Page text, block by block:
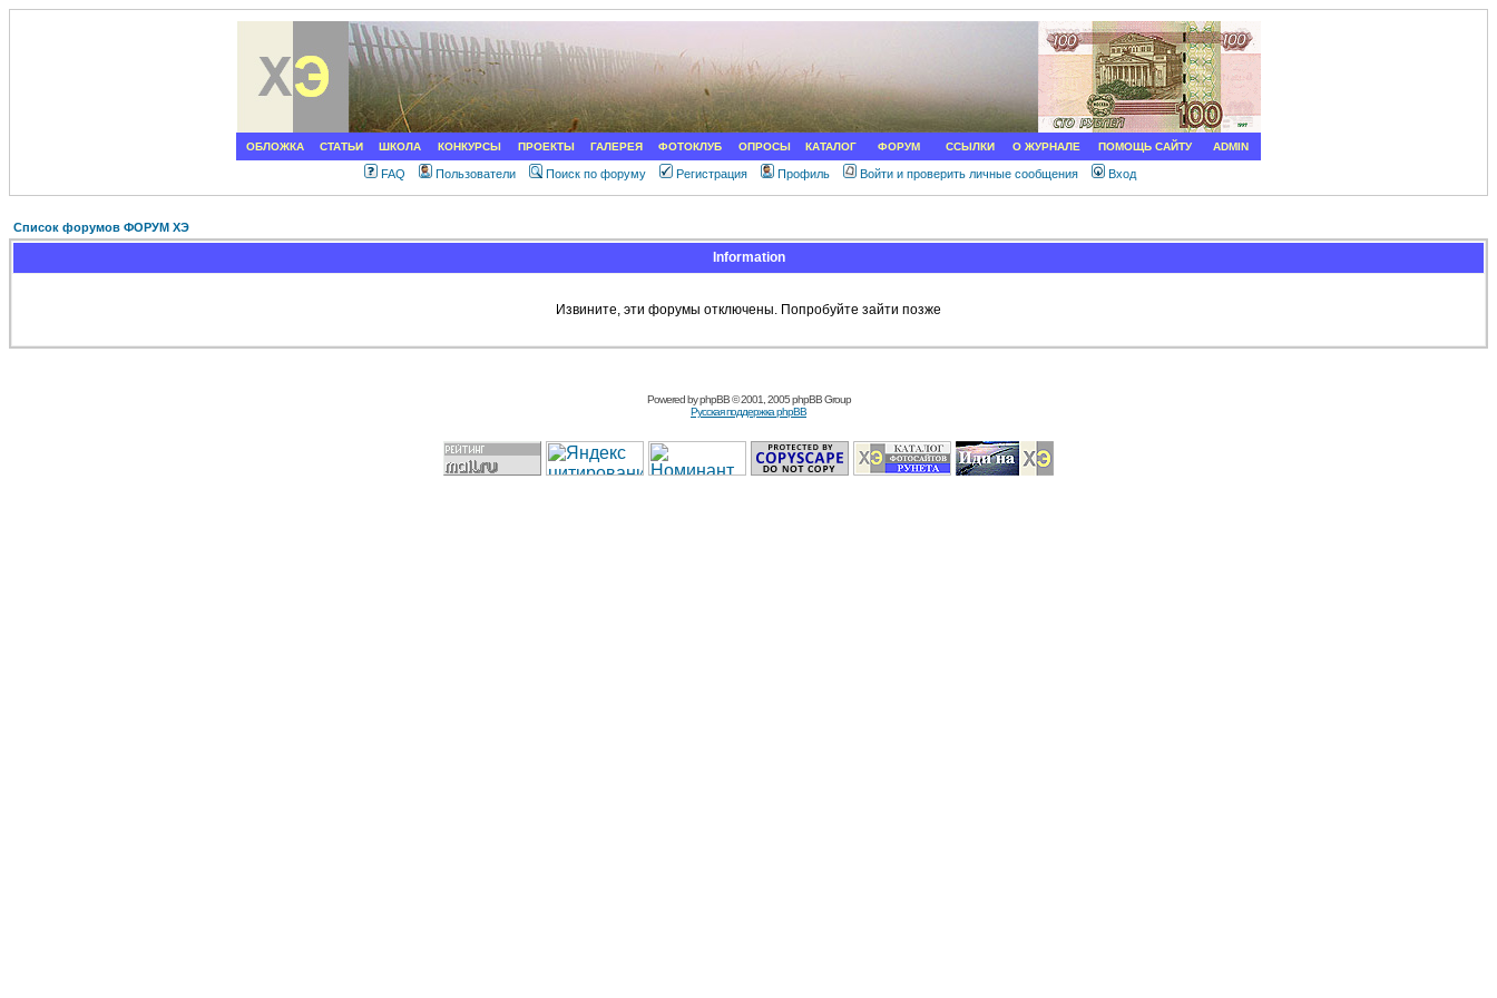
ОБЛОЖКА СТАТЬИ ШКОЛА КОНКУРСЫ ПРОЕКТЫ ГАЛЕРЕЯ ФОТОКЛУБ ОПРОСЫ КАТАЛОГ ФОРУМ ССЫЛКИ О ЖУРНАЛЕ ПОМОЩЬ САЙТУ ADMIN
FAQ Пользователи Поиск по форуму Регистрация Профиль Войти и проверить личные сообщения Вход
Список форумов ФОРУМ ХЭ
Information
Извините, эти форумы отключены. Попробуйте зайти позже
Powered byphpBB© 2001, 2005 phpBB Group
Русская поддержка phpBB